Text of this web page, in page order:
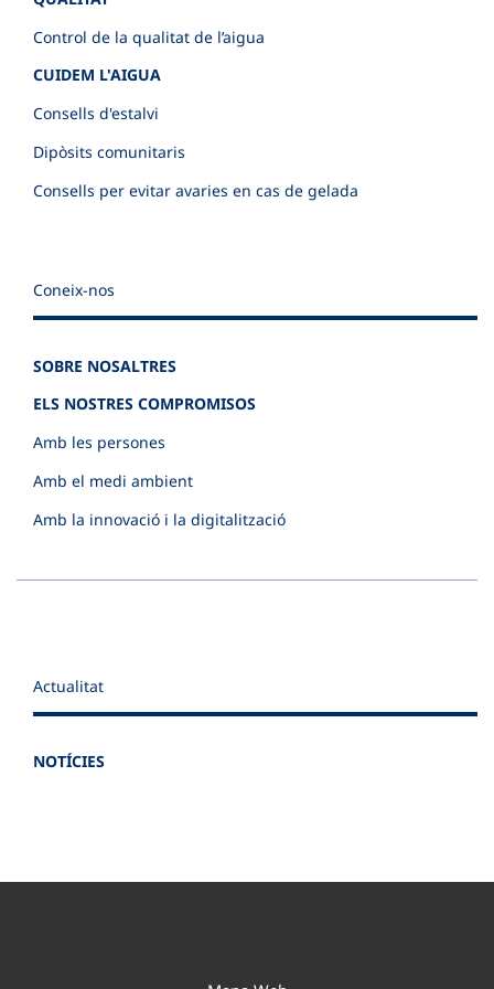
Control de la qualitat de l’aigua
CUIDEM L'AIGUA
Consells d'estalvi
Dipòsits comunitaris
Consells per evitar avaries en cas de gelada
Coneix-nos
SOBRE NOSALTRES
ELS NOSTRES COMPROMISOS
Amb les persones
Amb el medi ambient
Amb la innovació i la digitalització
Actualitat
NOTÍCIES